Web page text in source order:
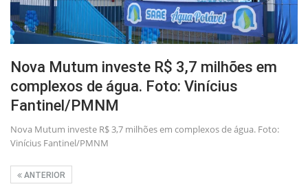
Nova Mutum investe R$ 3,7 milhões em
complexos de água. Foto: Vinícius
Fantinel/PMNM
Nova Mutum investe R$ 3,7 milhões em complexos de água. Foto:
Vinícius Fantinel/PMNM
ANTERIOR